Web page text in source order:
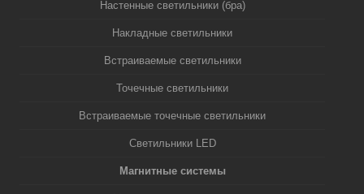
Настенные светильники (бра)
Накладные светильники
Встраиваемые светильники
Точечные светильники
Встраиваемые точечные светильники
Светильники LED
Магнитные системы